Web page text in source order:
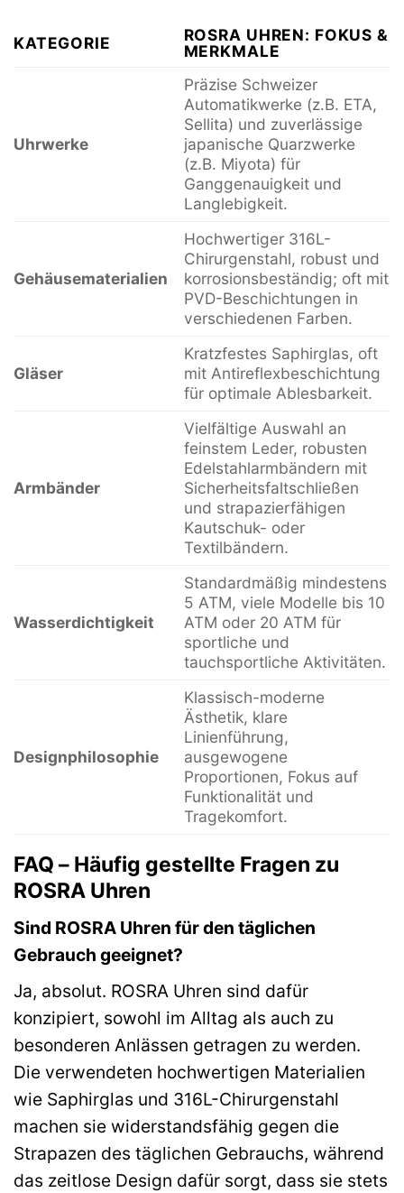
KATEGORIE
ROSRA UHREN: FOKUS &
MERKMALE
Uhrwerke
Präzise Schweizer
Automatikwerke (z.B. ETA,
Sellita) und zuverlässige
japanische Quarzwerke
(z.B. Miyota) für
Ganggenauigkeit und
Langlebigkeit.
Gehäusematerialien
Hochwertiger 316L-
Chirurgenstahl, robust und
korrosionsbeständig; oft mit
PVD-Beschichtungen in
verschiedenen Farben.
Gläser
Kratzfestes Saphirglas, oft
mit Antireflexbeschichtung
für optimale Ablesbarkeit.
Armbänder
Vielfältige Auswahl an
feinstem Leder, robusten
Edelstahlarmbändern mit
Sicherheitsfaltschließen
und strapazierfähigen
Kautschuk- oder
Textilbändern.
Wasserdichtigkeit
Standardmäßig mindestens
5 ATM, viele Modelle bis 10
ATM oder 20 ATM für
sportliche und
tauchsportliche Aktivitäten.
Designphilosophie
Klassisch-moderne
Ästhetik, klare
Linienführung,
ausgewogene
Proportionen, Fokus auf
Funktionalität und
Tragekomfort.
FAQ – Häufig gestellte Fragen zu
ROSRA Uhren
Sind ROSRA Uhren für den täglichen
Gebrauch geeignet?
Ja, absolut. ROSRA Uhren sind dafür
konzipiert, sowohl im Alltag als auch zu
besonderen Anlässen getragen zu werden.
Die verwendeten hochwertigen Materialien
wie Saphirglas und 316L-Chirurgenstahl
machen sie widerstandsfähig gegen die
Strapazen des täglichen Gebrauchs, während
das zeitlose Design dafür sorgt, dass sie stets